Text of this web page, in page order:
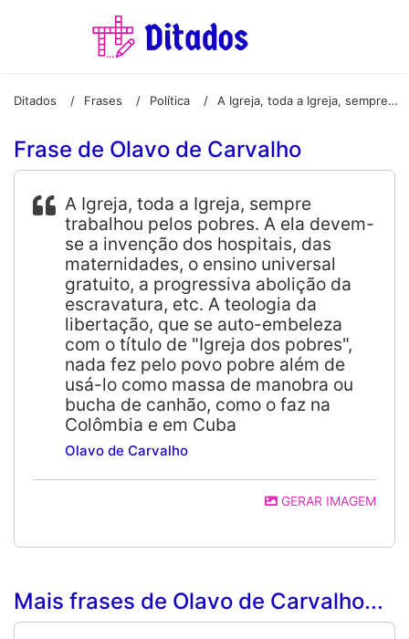
Ditados / Frases / Política / A Igreja, toda a Igreja, sempre trabalhou pelos pobres. A ela devem-se a invenção dos hospitais, das maternidades, o ensino universal gratuito, a progressiva abolição da escravatura, etc. A teologia da libertação, que se auto-embeleza com o título de "Igreja dos pobres", nada fez pelo povo pobre além de usá-lo como massa de manobra ou bucha de canhão, como o faz na Colômbia e em Cuba
Frase de Olavo de Carvalho
A Igreja, toda a Igreja, sempre
trabalhou pelos pobres. A ela devem-
se a invenção dos hospitais, das
maternidades, o ensino universal
gratuito, a progressiva abolição da
escravatura, etc. A teologia da
libertação, que se auto-embeleza
com o título de "Igreja dos pobres",
nada fez pelo povo pobre além de
usá-lo como massa de manobra ou
bucha de canhão, como o faz na
Colômbia e em Cuba
Olavo de Carvalho
GERAR IMAGEM
Mais frases de Olavo de Carvalho...